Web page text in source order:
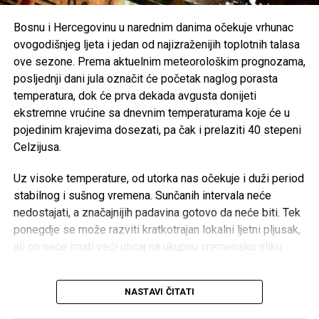
njihovim porodicama, naglašavajući da će prilika za muziku
i zabavu uvijek biti, dok izgubljeni životi ne mogu biti
vraćeni.
Brojni građani podržali su ovu odluku, ističući da u
trenucima kolektivne tuge solidarnost i suosjećanje moraju
biti ispred svih drugih interesa.
Rasprava koja se razvila na društvenim mrežama još
jednom je pokazala koliko je važno njegovati kulturu
empatije, poštovanja i odgovornosti, posebno u trenucima
kada cijela zajednica dijeli bol zbog nenadoknadivog
gubitka.
Tweet Share
Bosnu i Hercegovinu u narednim danima očekuje vrhunac
ovogodišnjeg ljeta i jedan od najizraženijih toplotnih talasa
ove sezone. Prema aktuelnim meteorološkim prognozama,
posljednji dani jula označit će početak naglog porasta
temperatura, dok će prva dekada avgusta donijeti
ekstremne vrućine sa dnevnim temperaturama koje će u
pojedinim krajevima dosezati, pa čak i prelaziti 40 stepeni
Celzijusa.
Uz visoke temperature, od utorka nas očekuje i duži period
stabilnog i sušnog vremena. Sunčanih intervala neće
nedostajati, a značajnijih padavina gotovo da neće biti. Tek
ponegdje se može razviti kratkotrajan lokalni ljetni pljusak,
ali on neće imati veći uticaj na ukupnu vremensku sliku.
Posebno će neugodne postati noći. Iako se dani
postepeno skraćuju, temperature će nastaviti rasti, pa će
NASTAVI ČITATI